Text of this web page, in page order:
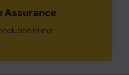
Assurance
Prime